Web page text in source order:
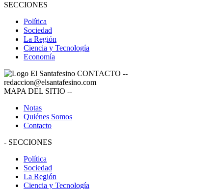
SECCIONES
Política
Sociedad
La Región
Ciencia y Tecnología
Economía
CONTACTO --
redaccion@elsantafesino.com
MAPA DEL SITIO --
Notas
Quiénes Somos
Contacto
- SECCIONES
Política
Sociedad
La Región
Ciencia y Tecnología